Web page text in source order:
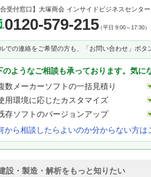
合受付窓口】 大塚商会 インサイドビジネスセンター
0120-579-215（平日 9:00～17:30）
での連絡をご希望の方も、「お問い合わせ」ボタ
のようなご相談も承っております。気に
数メーカーソフトの一括見積り
用環境に応じたカスタマイズ
存ソフトのバージョンアップ
から相談したらよいのか分からない方は
設・製造・解析をもっと知りたい